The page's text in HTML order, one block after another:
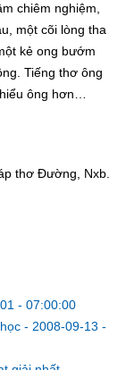
chiêm nghiệm,
một cõi lòng tha
kẻ ong bướm
Tiếng thơ ông
ông hơn…
thơ Đường, Nxb.
- 07:00:00
- 2008-09-13 -